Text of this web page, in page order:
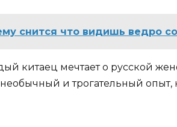
снится что видишь ведро
китаец мечтает о русской
и трогательный опыт,